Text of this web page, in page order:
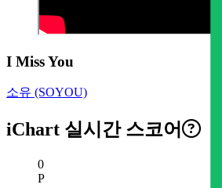
I Miss You
소유 (SOYOU)
iChart 실시간 스코어
현재 스코어
0
P